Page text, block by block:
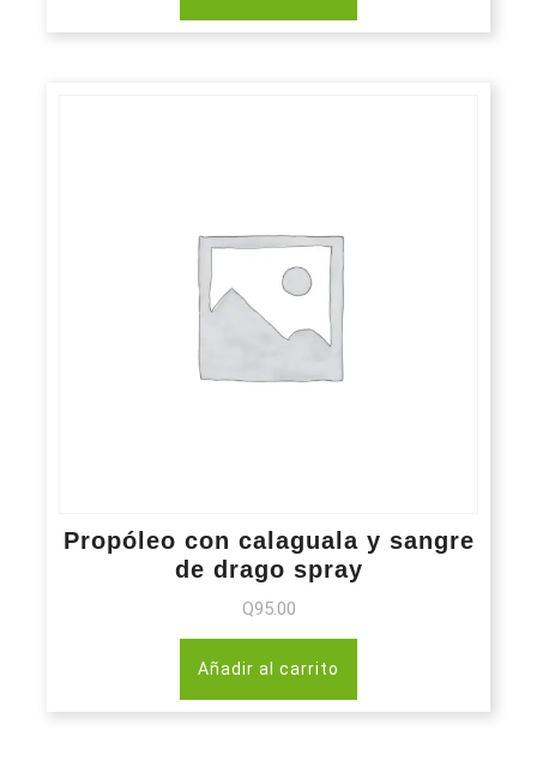
Propóleo con calaguala y sangre
de drago spray
Q95.00
Añadir al carrito